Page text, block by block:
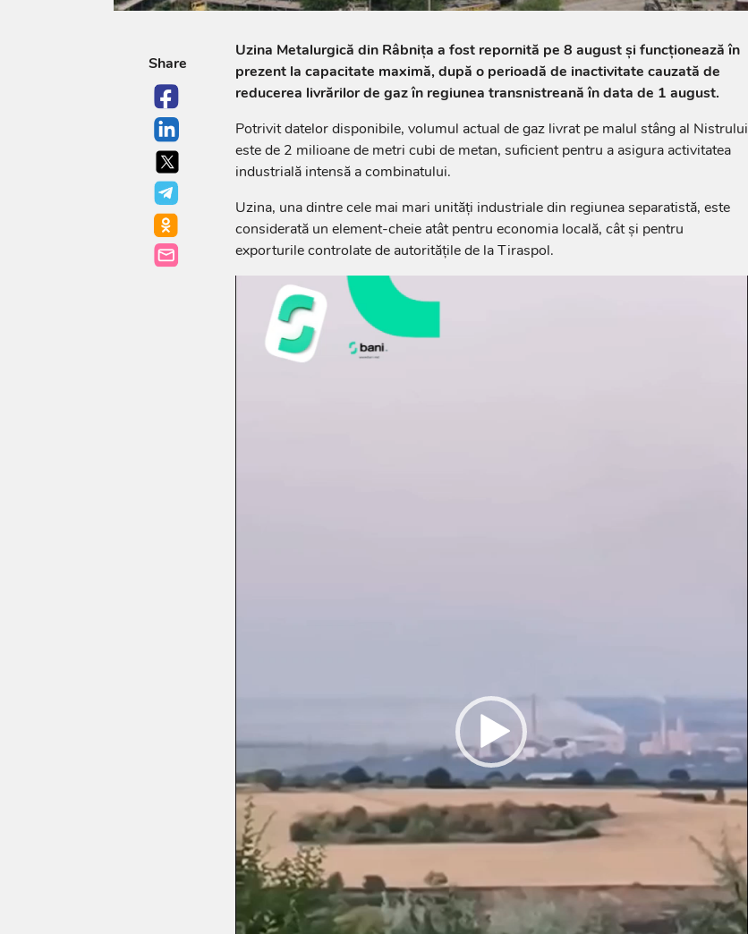
Share
Uzina Metalurgică din Râbnița a fost repornită pe 8 august și funcționează în
prezent la capacitate maximă, după o perioadă de inactivitate cauzată de
reducerea livrărilor de gaz în regiunea transnistreană în data de 1 august.
Potrivit datelor disponibile, volumul actual de gaz livrat pe malul stâng al Nistrului
este de 2 milioane de metri cubi de metan, suficient pentru a asigura activitatea
industrială intensă a combinatului.
Uzina, una dintre cele mai mari unități industriale din regiunea separatistă, este
considerată un element-cheie atât pentru economia locală, cât și pentru
exporturile controlate de autoritățile de la Tiraspol.